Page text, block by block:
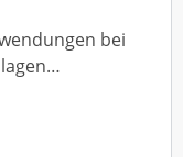
bei